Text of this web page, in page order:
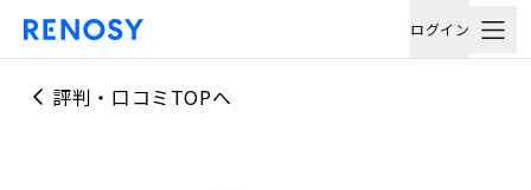
ログイン
評判・口コミTOPへ